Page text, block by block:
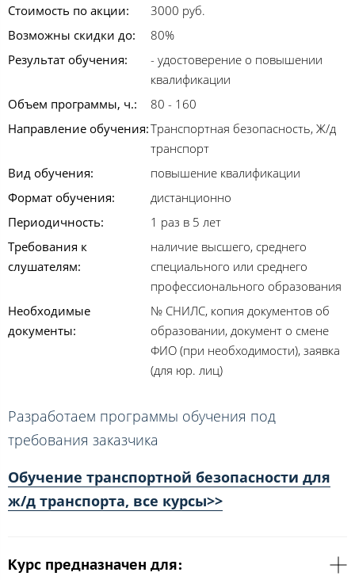
Стоимость по акции:
3000 руб.
Возможны скидки до:
80%
Результат обучения:
- удостоверение о повышении
квалификации
Объем программы, ч.:
80 - 160
Направление обучения:Транспортная безопасность, Ж/д
транспорт
Вид обучения:
повышение квалификации
Формат обучения:
дистанционно
Периодичность:
1 раз в 5 лет
Требования к
слушателям:
наличие высшего, среднего
специального или среднего
профессионального образования
Необходимые
документы:
№ СНИЛС, копия документов об
образовании, документ о смене
ФИО (при необходимости), заявка
(для юр. лиц)
Разработаем программы обучения под
требования заказчика
Обучение транспортной безопасности для
ж/д транспорта, все курсы>>
Курс предназначен для: